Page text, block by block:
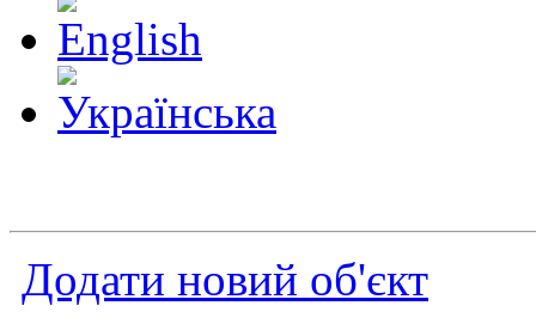
Додати новий об'єкт